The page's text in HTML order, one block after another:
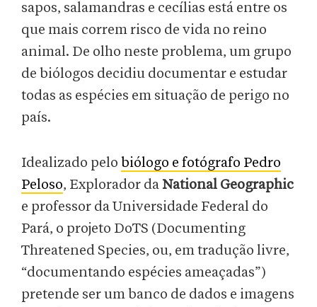
sapos, salamandras e cecílias está entre os
que mais correm risco de vida no reino
animal. De olho neste problema, um grupo
de biólogos decidiu documentar e estudar
todas as espécies em situação de perigo no
país.
Idealizado pelo biólogo e fotógrafo Pedro
Peloso, Explorador da National Geographic
e professor da Universidade Federal do
Pará, o projeto DoTS (Documenting
Threatened Species, ou, em tradução livre,
“documentando espécies ameaçadas”)
pretende ser um banco de dados e imagens